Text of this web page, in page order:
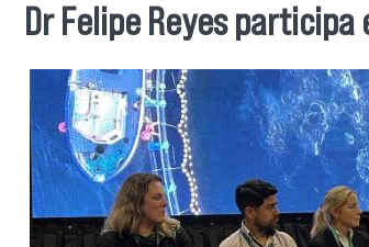
You are here
Dr Felipe Reyes participa